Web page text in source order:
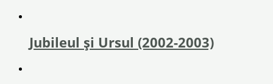
Jubileul și Ursul (2002-2003)